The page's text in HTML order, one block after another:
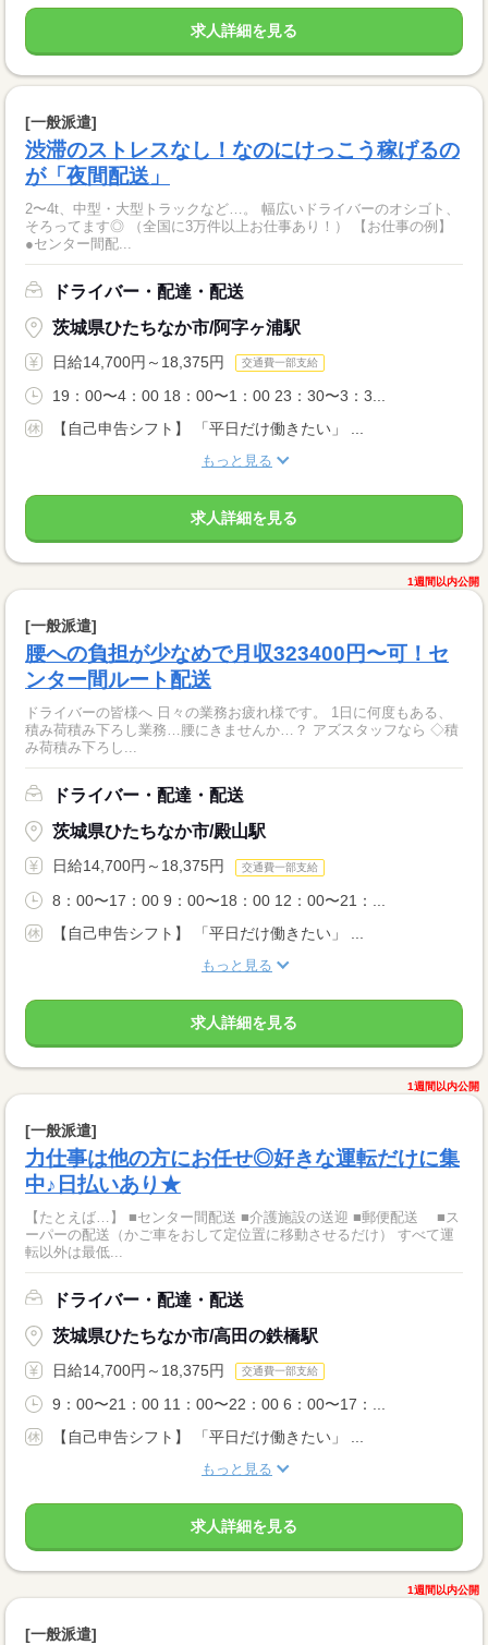
求人詳細を見る
[一般派遣]
渋滞のストレスなし！なのにけっこう稼げるの
が「夜間配送」
2〜4t、中型・大型トラックなど…。 幅広いドライバーのオシゴト、
そろってます◎ （全国に3万件以上お仕事あり！） 【お仕事の例】
●センター間配...
ドライバー・配達・配送
茨城県ひたちなか市/阿字ヶ浦駅
日給14,700円～18,375円 交通費一部支給
19：00〜4：00 18：00〜1：00 23：30〜3：3...
【自己申告シフト】 「平日だけ働きたい」 ...
もっと見る
求人詳細を見る
1週間以内公開
[一般派遣]
腰への負担が少なめで月収323400円〜可！セ
ンター間ルート配送
ドライバーの皆様へ 日々の業務お疲れ様です。 1日に何度もある、
積み荷積み下ろし業務…腰にきませんか…？ アズスタッフなら ◇積
み荷積み下ろし...
ドライバー・配達・配送
茨城県ひたちなか市/殿山駅
日給14,700円～18,375円 交通費一部支給
8：00〜17：00 9：00〜18：00 12：00〜21：...
【自己申告シフト】 「平日だけ働きたい」 ...
もっと見る
求人詳細を見る
1週間以内公開
[一般派遣]
力仕事は他の方にお任せ◎好きな運転だけに集
中♪日払いあり★
【たとえば…】 ■センター間配送 ■介護施設の送迎 ■郵便配送 ■ス
ーパーの配送（かご車をおして定位置に移動させるだけ） すべて運
転以外は最低...
ドライバー・配達・配送
茨城県ひたちなか市/高田の鉄橋駅
日給14,700円～18,375円 交通費一部支給
9：00〜21：00 11：00〜22：00 6：00〜17：...
【自己申告シフト】 「平日だけ働きたい」 ...
もっと見る
求人詳細を見る
1週間以内公開
[一般派遣]